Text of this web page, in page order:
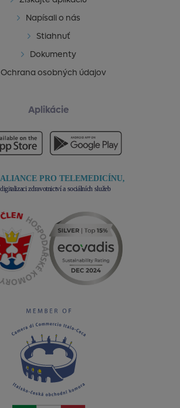
Napísali o nás
Stiahnuť
Dokumenty
Ochrana osobných údajov
Aplikácie